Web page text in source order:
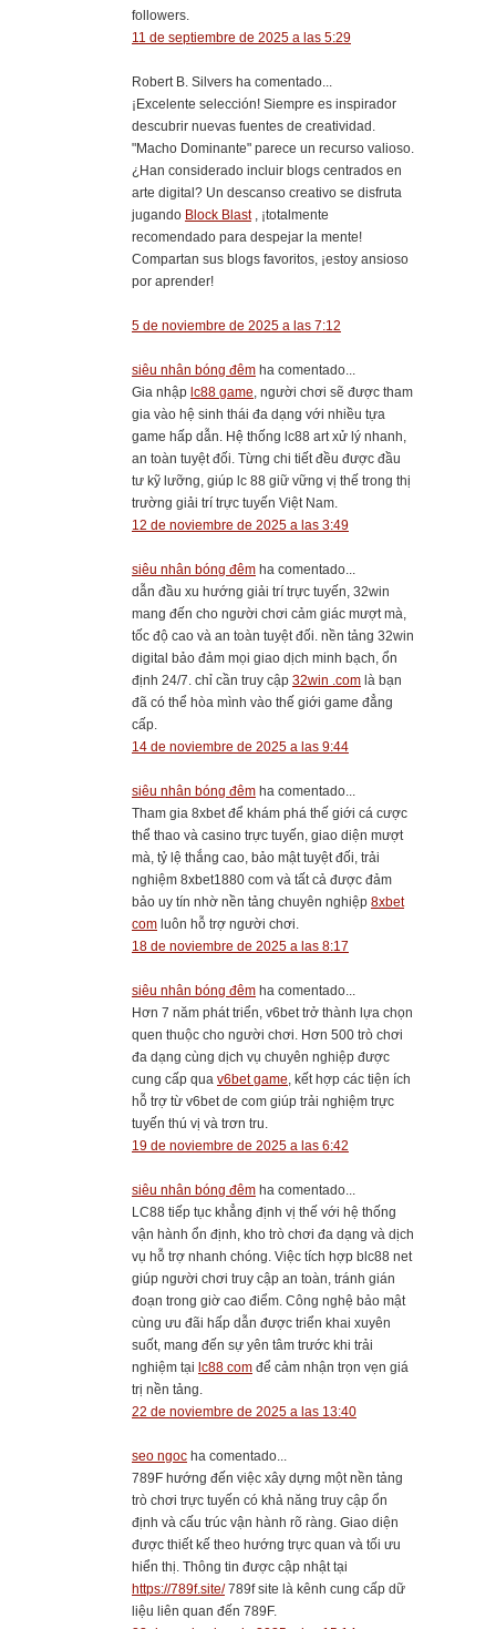
followers.
11 de septiembre de 2025 a las 5:29
Robert B. Silvers ha comentado...
¡Excelente selección! Siempre es inspirador
descubrir nuevas fuentes de creatividad.
"Macho Dominante" parece un recurso valioso.
¿Han considerado incluir blogs centrados en
arte digital? Un descanso creativo se disfruta
jugando Block Blast, ¡totalmente
recomendado para despejar la mente!
Compartan sus blogs favoritos, ¡estoy ansioso
por aprender!
5 de noviembre de 2025 a las 7:12
siêu nhân bóng đêm ha comentado...
Gia nhập lc88 game, người chơi sẽ được tham
gia vào hệ sinh thái đa dạng với nhiều tựa
game hấp dẫn. Hệ thống lc88 art xử lý nhanh,
an toàn tuyệt đối. Từng chi tiết đều được đầu
tư kỹ lưỡng, giúp lc 88 giữ vững vị thế trong thị
trường giải trí trực tuyến Việt Nam.
12 de noviembre de 2025 a las 3:49
siêu nhân bóng đêm ha comentado...
dẫn đầu xu hướng giải trí trực tuyến, 32win
mang đến cho người chơi cảm giác mượt mà,
tốc độ cao và an toàn tuyệt đối. nền tảng 32win
digital bảo đảm mọi giao dịch minh bạch, ổn
định 24/7. chỉ cần truy cập 32win .com là bạn
đã có thể hòa mình vào thế giới game đẳng
cấp.
14 de noviembre de 2025 a las 9:44
siêu nhân bóng đêm ha comentado...
Tham gia 8xbet để khám phá thế giới cá cược
thể thao và casino trực tuyến, giao diện mượt
mà, tỷ lệ thắng cao, bảo mật tuyệt đối, trải
nghiệm 8xbet1880 com và tất cả được đảm
bảo uy tín nhờ nền tảng chuyên nghiệp 8xbet
com luôn hỗ trợ người chơi.
18 de noviembre de 2025 a las 8:17
siêu nhân bóng đêm ha comentado...
Hơn 7 năm phát triển, v6bet trở thành lựa chọn
quen thuộc cho người chơi. Hơn 500 trò chơi
đa dạng cùng dịch vụ chuyên nghiệp được
cung cấp qua v6bet game, kết hợp các tiện ích
hỗ trợ từ v6bet de com giúp trải nghiệm trực
tuyến thú vị và trơn tru.
19 de noviembre de 2025 a las 6:42
siêu nhân bóng đêm ha comentado...
LC88 tiếp tục khẳng định vị thế với hệ thống
vận hành ổn định, kho trò chơi đa dạng và dịch
vụ hỗ trợ nhanh chóng. Việc tích hợp blc88 net
giúp người chơi truy cập an toàn, tránh gián
đoạn trong giờ cao điểm. Công nghệ bảo mật
cùng ưu đãi hấp dẫn được triển khai xuyên
suốt, mang đến sự yên tâm trước khi trải
nghiệm tại lc88 com để cảm nhận trọn vẹn giá
trị nền tảng.
22 de noviembre de 2025 a las 13:40
seo ngoc ha comentado...
789F hướng đến việc xây dựng một nền tảng
trò chơi trực tuyến có khả năng truy cập ổn
định và cấu trúc vận hành rõ ràng. Giao diện
được thiết kế theo hướng trực quan và tối ưu
hiển thị. Thông tin được cập nhật tại
https://789f.site/789f site là kênh cung cấp dữ
liệu liên quan đến 789F.